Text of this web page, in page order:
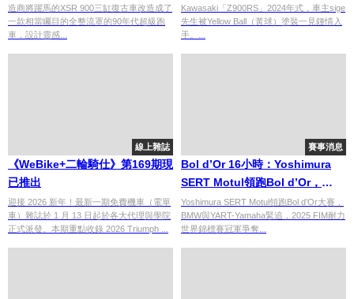
造商將躍馬的XSR 900三缸復古車改造成了
一款相當矚目的全整流罩的90年代超級跑
車，設計靈感...
NK街車」真實心得【Webike愛
車精選】
Kawasaki「Z900RS」2024年式，車主sige
先生被Yellow Ball（黃球）塗裝一見鍾情入
手。...
線上雜誌
《WeBike+二輪騎仕》第169期現
已推出
迎接 2026 新年！最新一期免費機車（電單
車）雜誌於 1 月 13 日起於各大代理與學院
正式派發。本期重點收錄 2026 Triumph ...
賽事消息
Bol d’Or 16小時：Yoshimura
SERT Motul領跑Bol d’Or，
BMW追逐EWC冠軍
Yoshimura SERT Motul領跑Bol d’Or大賽，
BMW與YART-Yamaha緊追，2025 FIM耐力
世界錦標賽冠軍爭奪...